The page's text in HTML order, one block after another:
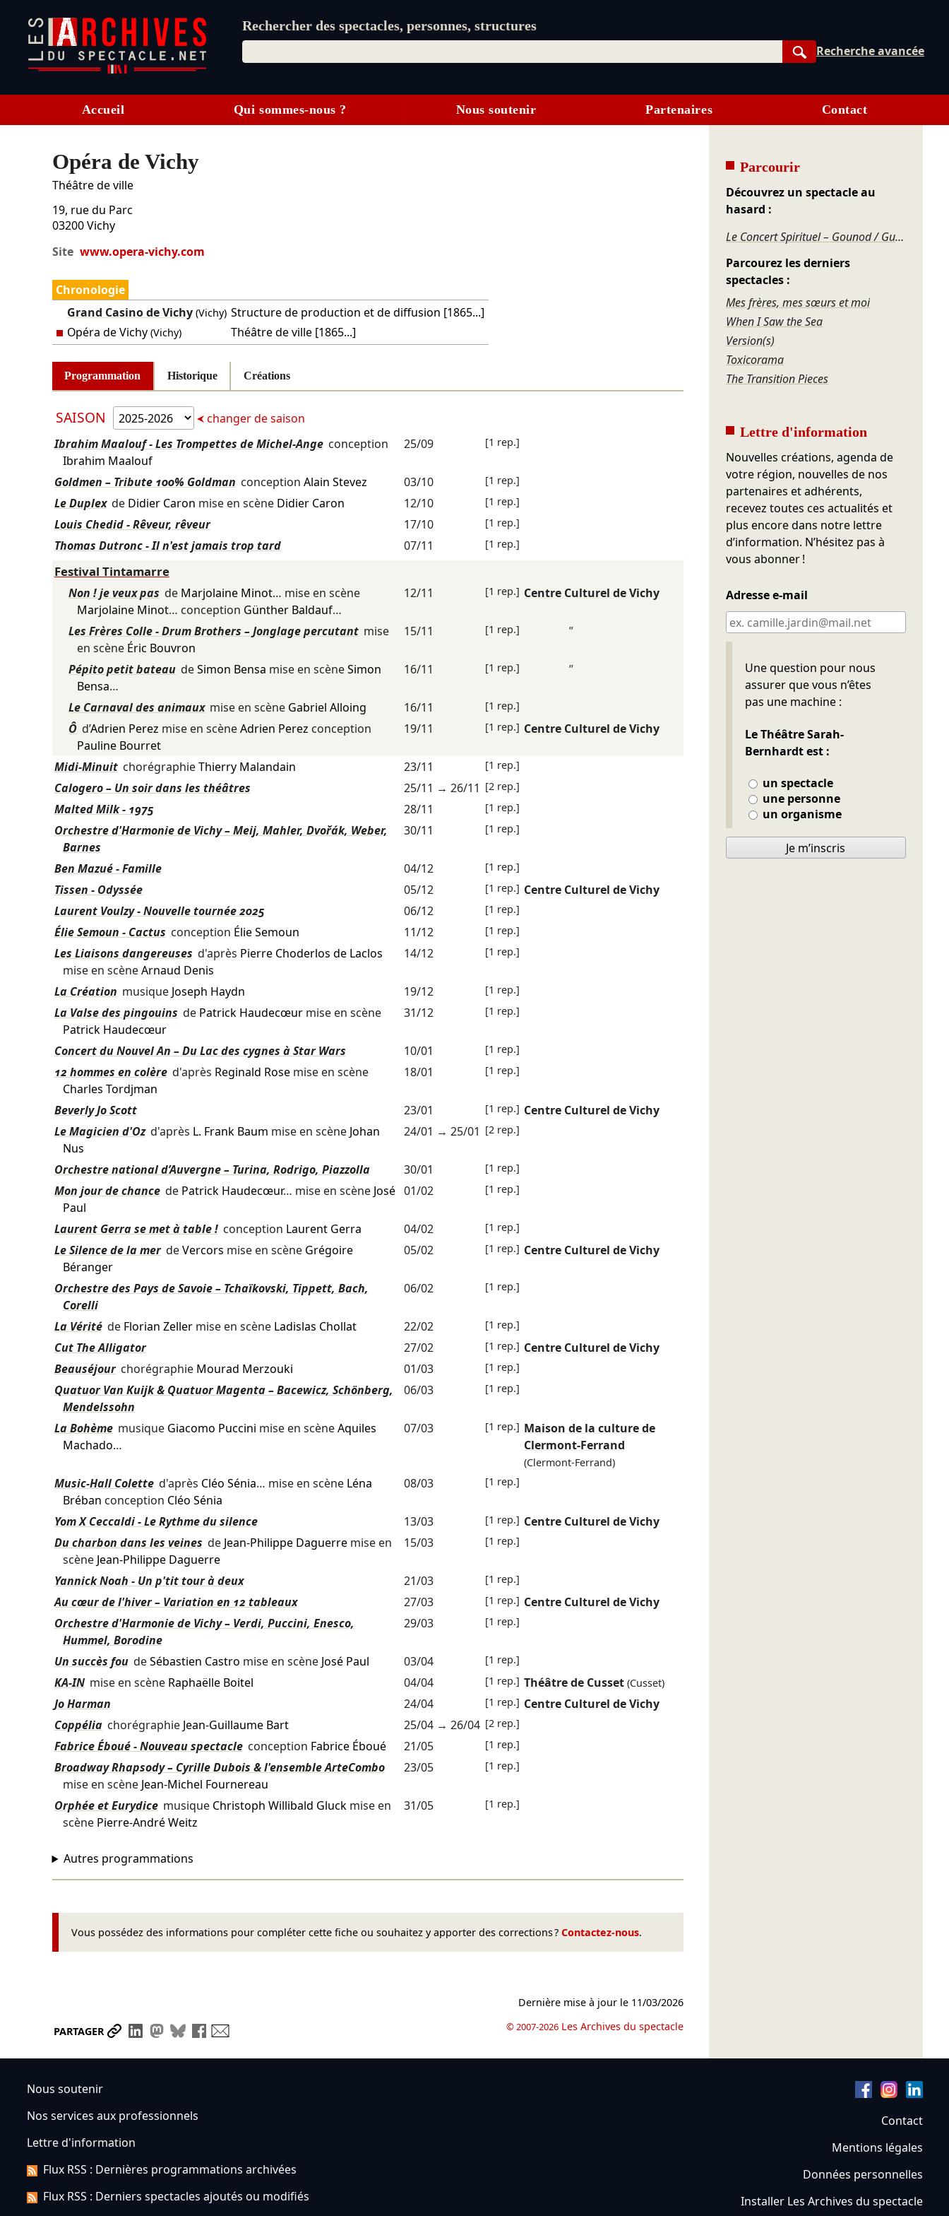
Rechercher des spectacles, personnes, structures
Rechercher
Recherche avancée
Accueil Qui sommes-nous ? Nous soutenir Partenaires Contact
Opéra de Vichy
Théâtre de ville
19, rue du Parc
03200 Vichy
Site www.opera-vichy.com
Chronologie
Grand Casino de Vichy(Vichy) Structure de production et de diffusion [1865...]
Opéra de Vichy (Vichy) Théâtre de ville [1865...]
Programmation Historique Créations
SAISON
changer de saison
Ibrahim Maalouf - Les Trompettes de Michel-Ange conception
Ibrahim Maalouf
25/09 [1 rep.]
Goldmen – Tribute 100% Goldman conception Alain Stevez 03/10 [1 rep.]
Le Duplex de Didier Caron mise en scène Didier Caron 12/10 [1 rep.]
Louis Chedid - Rêveur, rêveur 17/10 [1 rep.]
Thomas Dutronc - Il n'est jamais trop tard 07/11 [1 rep.]
Festival Tintamarre
Non ! je veux pas de Marjolaine Minot… mise en scène
Marjolaine Minot… conception Günther Baldauf…
12/11 [1 rep.] Centre Culturel de Vichy
Les Frères Colle - Drum Brothers – Jonglage percutant mise
en scène Éric Bouvron
15/11 [1 rep.] ”
Pépito petit bateau deSimon Bensa mise en scèneSimon
Bensa…
16/11 [1 rep.] ”
Le Carnaval des animaux mise en scène Gabriel Alloing 16/11 [1 rep.]
Ô d’Adrien Perez mise en scèneAdrien Perez conception
Pauline Bourret
19/11 [1 rep.] Centre Culturel de Vichy
Midi-Minuit chorégraphieThierry Malandain 23/11 [1 rep.]
Calogero – Un soir dans les théâtres 25/11 → 26/11 [2 rep.]
Malted Milk - 1975 28/11 [1 rep.]
Orchestre d'Harmonie de Vichy – Meij, Mahler, Dvořák, Weber,
Barnes
30/11 [1 rep.]
Ben Mazué - Famille 04/12 [1 rep.]
Tissen - Odyssée 05/12 [1 rep.] Centre Culturel de Vichy
Laurent Voulzy - Nouvelle tournée 2025
06/12 [1 rep.]
Élie Semoun - Cactus conception Élie Semoun 11/12 [1 rep.]
Les Liaisons dangereuses d'après Pierre Choderlos de Laclos
mise en scèneArnaud Denis
14/12 [1 rep.]
La Création musique Joseph Haydn 19/12 [1 rep.]
La Valse des pingouins de Patrick Haudecœurmise en scène
Patrick Haudecœur
31/12 [1 rep.]
Concert du Nouvel An – Du Lac des cygnes à Star Wars 10/01 [1 rep.]
12 hommes en colère d'après Reginald Rosemise en scène
Charles Tordjman
18/01 [1 rep.]
Beverly Jo Scott 23/01 [1 rep.] Centre Culturel de Vichy
Le Magicien d'Oz d'après L. Frank Baum mise en scène Johan
Nus
24/01 → 25/01 [2 rep.]
Orchestre national d’Auvergne – Turina, Rodrigo, Piazzolla 30/01 [1 rep.]
Mon jour de chance de Patrick Haudecœur… mise en scène José
Paul
01/02 [1 rep.]
Laurent Gerra se met à table ! conception Laurent Gerra 04/02 [1 rep.]
Le Silence de la mer deVercors mise en scène Grégoire
Béranger
05/02 [1 rep.] Centre Culturel de Vichy
Orchestre des Pays de Savoie – Tchaïkovski, Tippett, Bach,
Corelli
06/02 [1 rep.]
La Vérité de Florian Zellermise en scène Ladislas Chollat 22/02 [1 rep.]
Cut The Alligator 27/02 [1 rep.] Centre Culturel de Vichy
Beauséjour chorégraphie Mourad Merzouki 01/03 [1 rep.]
Quatuor Van Kuijk & Quatuor Magenta – Bacewicz, Schönberg,
Mendelssohn
06/03 [1 rep.]
La Bohème musique Giacomo Puccini mise en scèneAquiles
Machado…
07/03 [1 rep.] Maison de la culture de
Clermont-Ferrand
(Clermont-Ferrand)
Music-Hall Colette d'après Cléo Sénia… mise en scène Léna
Bréban conception Cléo Sénia
08/03 [1 rep.]
Yom X Ceccaldi - Le Rythme du silence 13/03 [1 rep.] Centre Culturel de Vichy
Du charbon dans les veines de Jean-Philippe Daguerremise en
scène Jean-Philippe Daguerre
15/03 [1 rep.]
Yannick Noah - Un p'tit tour à deux 21/03 [1 rep.]
Au cœur de l'hiver – Variation en 12 tableaux 27/03 [1 rep.] Centre Culturel de Vichy
Orchestre d'Harmonie de Vichy – Verdi, Puccini, Enesco,
Hummel, Borodine
29/03 [1 rep.]
Un succès fou deSébastien Castro mise en scène José Paul 03/04 [1 rep.]
KA-IN mise en scène Raphaëlle Boitel 04/04 [1 rep.] Théâtre de Cusset (Cusset)
Jo Harman 24/04 [1 rep.] Centre Culturel de Vichy
Coppélia chorégraphie Jean-Guillaume Bart 25/04→ 26/04 [2 rep.]
Fabrice Éboué - Nouveau spectacle conception Fabrice Éboué 21/05 [1 rep.]
Broadway Rhapsody – Cyrille Dubois & l'ensemble ArteCombo
mise en scène Jean-Michel Fournereau
23/05 [1 rep.]
Orphée et Eurydice musique Christoph Willibald Gluckmise en
scène Pierre-André Weitz
31/05 [1 rep.]
Autres programmations
Vous possédez des informations pour compléter cette fiche ou souhaitez y apporter des corrections ? Contactez-nous.
PARTAGER Partager le lien
Partager sur LinkedIn
Partager sur Mastodon
Partager sur Bluesky
Partager sur Facebook
Dernière mise à jour le 11/03/2026
© 2007-2026 Les Archives du spectacle
Parcourir
Découvrez un spectacle au
hasard :
Le Concert Spirituel – Gounod / Guilmant / Aubert / Saint-Saëns / Dubois / Fauré
Parcourez les derniers
spectacles :
Mes frères, mes sœurs et moi
When I Saw the Sea
Version(s)
Toxicorama
The Transition Pieces
Lettre d'information
Nouvelles créations, agenda de
votre région, nouvelles de nos
partenaires et adhérents,
recevez toutes ces actualités et
plus encore dans notre lettre
d’information. N’hésitez pas à
vous abonner !
Adresse e-mail
Une question pour nous
assurer que vous n’êtes
pas une machine :
Le Théâtre Sarah-
Bernhardt est :
un spectacle
une personne
un organisme
Ne pas remplir
Je m’inscris
Nous soutenir
Nos services aux professionnels
Lettre d'information
Flux RSS : Dernières programmations archivées
Flux RSS : Derniers spectacles ajoutés ou modifiés
Contact
Mentions légales
Données personnelles
Installer Les Archives du spectacle